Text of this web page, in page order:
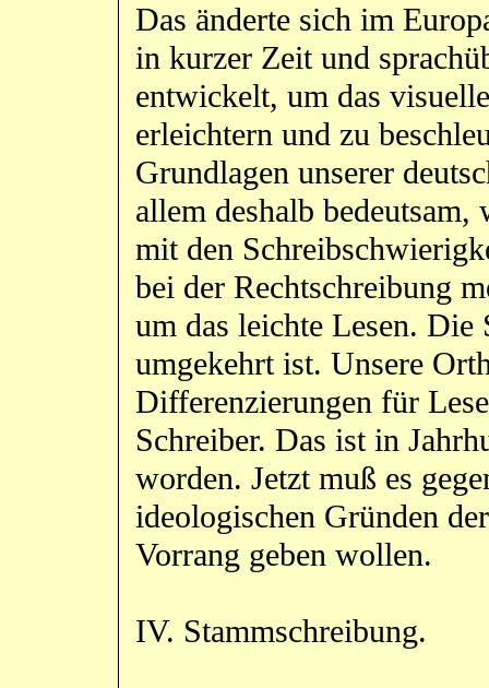
Das änderte sich im
in kurzer Zeit und
entwickelt, um das
erleichtern und zu
Grundlagen unserer
allem deshalb
mit den
bei der Rechtschreibung
um das leichte Lesen. Die
umgekehrt ist. Unsere
Differenzierungen für
Schreiber. Das ist in
worden. Jetzt muß es
ideologischen Gründen
Vorrang geben wollen.
IV. Stammschreibung.